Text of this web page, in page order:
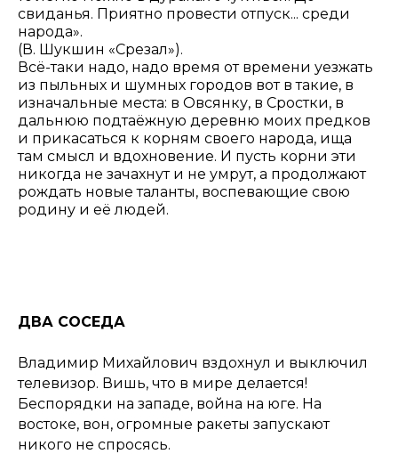
свиданья. Приятно провести отпуск... среди
народа».
(В. Шукшин «Срезал»).
Всё-таки надо, надо время от времени уезжать
из пыльных и шумных городов вот в такие, в
изначальные места: в Овсянку, в Сростки, в
дальнюю подтаёжную деревню моих предков
и прикасаться к корням своего народа, ища
там смысл и вдохновение. И пусть корни эти
никогда не зачахнут и не умрут, а продолжают
рождать новые таланты, воспевающие свою
родину и её людей.
ДВА СОСЕДА
Владимир Михайлович вздохнул и выключил
телевизор. Вишь, что в мире делается!
Беспорядки на западе, война на юге. На
востоке, вон, огромные ракеты запускают
никого не спросясь.